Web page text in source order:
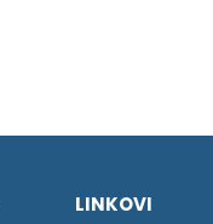
LINKOVI